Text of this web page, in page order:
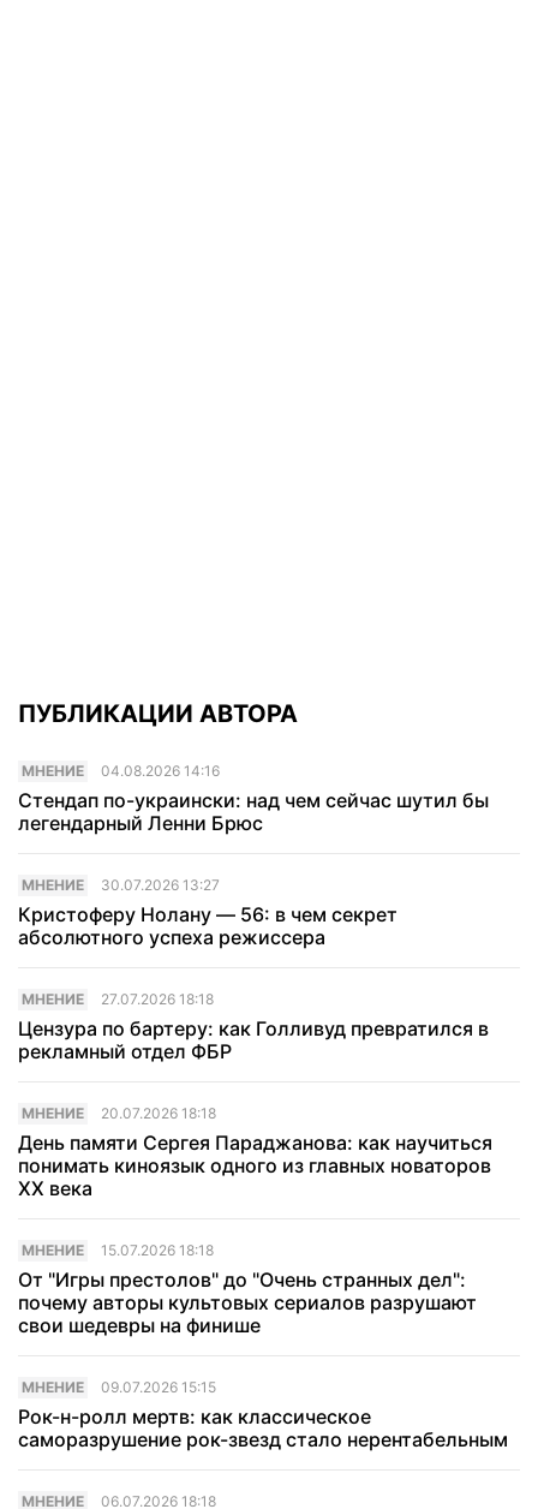
ПУБЛИКАЦИИ АВТОРА
МНЕНИЕ 04.08.2026 14:16
Стендап по-украински: над чем сейчас шутил бы
легендарный Ленни Брюс
МНЕНИЕ 30.07.2026 13:27
Кристоферу Нолану — 56: в чем секрет
абсолютного успеха режиссера
МНЕНИЕ 27.07.2026 18:18
Цензура по бартеру: как Голливуд превратился в
рекламный отдел ФБР
МНЕНИЕ 20.07.2026 18:18
День памяти Сергея Параджанова: как научиться
понимать киноязык одного из главных новаторов
XX века
МНЕНИЕ 15.07.2026 18:18
От "Игры престолов" до "Очень странных дел":
почему авторы культовых сериалов разрушают
свои шедевры на финише
МНЕНИЕ 09.07.2026 15:15
Рок-н-ролл мертв: как классическое
саморазрушение рок-звезд стало нерентабельным
МНЕНИЕ 06.07.2026 18:18